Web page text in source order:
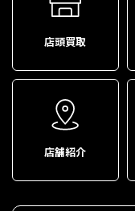
店頭買取
店舗紹介